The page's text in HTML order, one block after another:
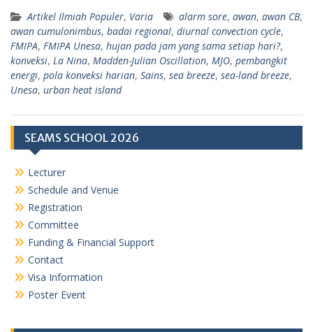
Artikel Ilmiah Populer, Varia alarm sore, awan, awan CB,
awan cumulonimbus, badai regional, diurnal convection cycle,
FMIPA, FMIPA Unesa, hujan pada jam yang sama setiap hari?,
konveksi, La Nina, Madden-Julian Oscillation, MJO, pembangkit
energi, pola konveksi harian, Sains, sea breeze, sea-land breeze,
Unesa, urban heat island
SEAMS SCHOOL 2026
Lecturer
Schedule and Venue
Registration
Committee
Funding & Financial Support
Contact
Visa Information
Poster Event